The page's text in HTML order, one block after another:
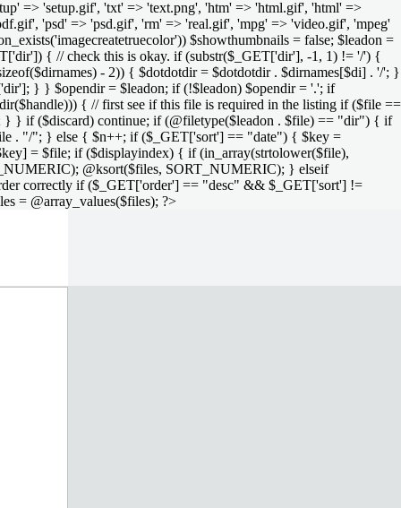
=> 'setup.gif', 'txt' => 'text.png', 'htm' => 'html.gif', 'html' =>
'psd' => 'psd.gif', 'rm' => 'real.gif', 'mpg' => 'video.gif', 'mpeg'
$showthumbnails = false; $leadon =
{ // check this is okay. if (substr($_GET['dir'], -1, 1) != '/') {
- 2)) { $dotdotdir = $dotdotdir . $dirnames[$di] . '/'; }
} } $opendir = $leadon; if (!$leadon) $opendir = '.'; if
{ // first see if this file is required in the listing if ($file ==
} } if ($discard) continue; if (@filetype($leadon . $file) == "dir") { if
. "/"; } else { $n++; if ($_GET['sort'] == "date") { $key =
= $file; if ($displayindex) { if (in_array(strtolower($file),
@ksort($files, SORT_NUMERIC); } elseif
correctly if ($_GET['order'] == "desc" && $_GET['sort'] !=
= @array_values($files); ?>